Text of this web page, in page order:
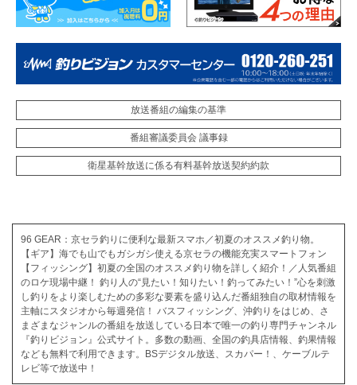
放送番組の編集の基準
番組審議委員会 議事録
衛星基幹放送に係る有料基幹放送契約約款
96 GEAR：京セラ釣りに便利な最新スマホ／初夏のオススメ釣り物。
【ギア】海でも山でもガシガシ使える京セラの機能充実スマートフォン
【フィッシング】初夏の全国のオススメ釣り物を詳しく紹介！／人気番組
のロケ現場中継！ 釣り人の“見たい！知りたい！釣ってみたい！”心を刺激
し釣りをより楽しむための多彩な要素を盛り込んだ番組独自の取材情報を
主軸にスタジオから毎週発信！ バスフィッシング、沖釣りをはじめ、さ
まざまなジャンルの番組を放送している日本で唯一の釣り専門チャンネル
『釣りビジョン』公式サイト。多数の動画、全国の釣具店情報、釣果情報
なども無料で利用できます。BSデジタル放送、スカパー！、ケーブルテ
レビ等で放送中！